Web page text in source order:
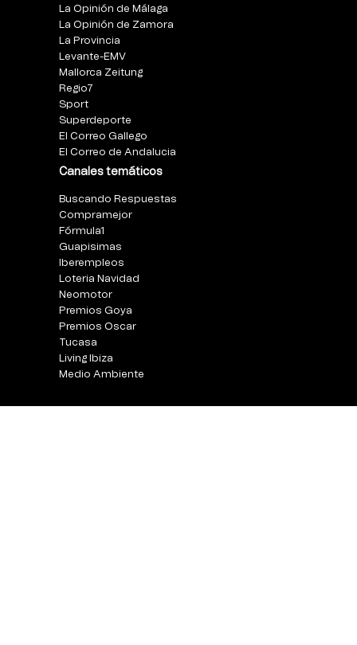
La Opinión de Málaga
La Opinión de Zamora
La Provincia
Levante-EMV
Mallorca Zeitung
Regio7
Sport
Superdeporte
El Correo Gallego
El Correo de Andalucia
Canales temáticos
Buscando Respuestas
Compramejor
Fórmula1
Guapisimas
Iberempleos
Loteria Navidad
Neomotor
Premios Goya
Premios Oscar
Tucasa
Living Ibiza
Medio Ambiente